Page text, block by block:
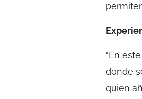
“En
donde
quien